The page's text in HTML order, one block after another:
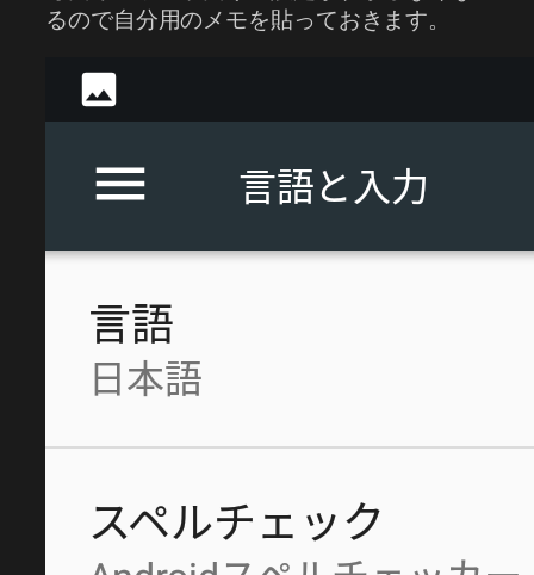
るので自分用のメモを貼っておきます。